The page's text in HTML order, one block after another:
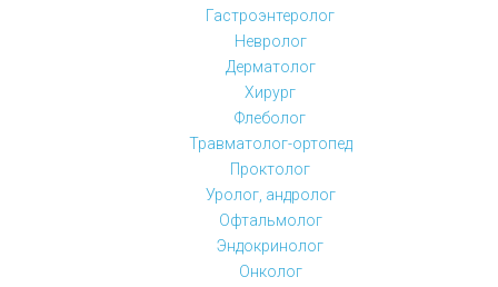
Гастроэнтеролог
Невролог
Дерматолог
Хирург
Флеболог
Травматолог-ортопед
Проктолог
Уролог, андролог
Офтальмолог
Эндокринолог
Онколог